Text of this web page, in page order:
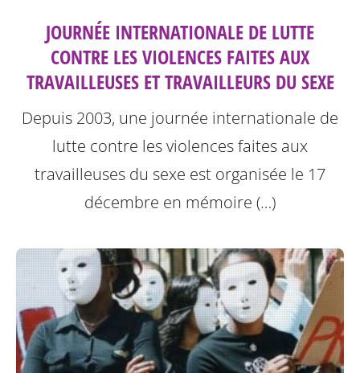
JOURNÉE INTERNATIONALE DE LUTTE
CONTRE LES VIOLENCES FAITES AUX
TRAVAILLEUSES ET TRAVAILLEURS DU SEXE
Depuis 2003, une journée internationale de
lutte contre les violences faites aux
travailleuses du sexe est organisée le 17
décembre en mémoire (…)